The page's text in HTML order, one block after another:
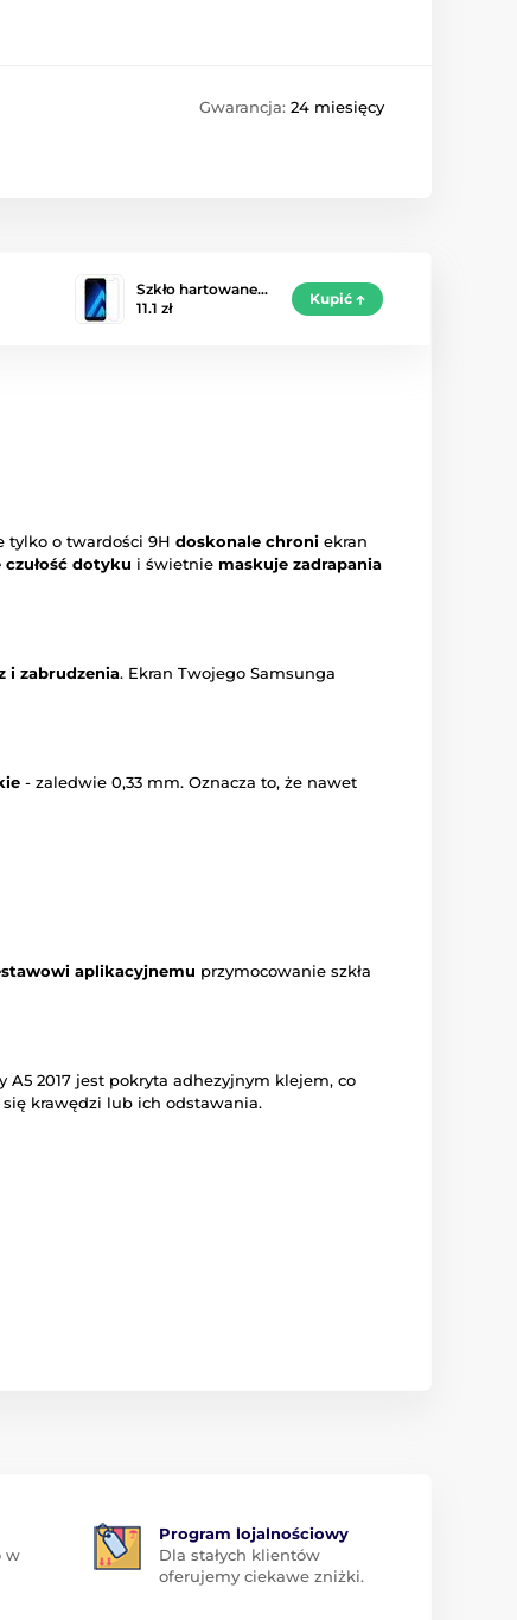
Gwarancja: 24 miesięcy
Szkło hartowane…
11.1 zł
Kupić
tylko o twardości 9H doskonale chroni ekran
dotyku i świetnie maskuje zadrapania
i zabrudzenia. Ekran Twojego Samsunga
- zaledwie 0,33 mm. Oznacza to, że nawet
aplikacyjnemu przymocowanie szkła
A5 2017 jest pokryta adhezyjnym klejem, co
krawędzi lub ich odstawania.
w
Program lojalnościowy
Dla stałych klientów
oferujemy ciekawe zniżki.